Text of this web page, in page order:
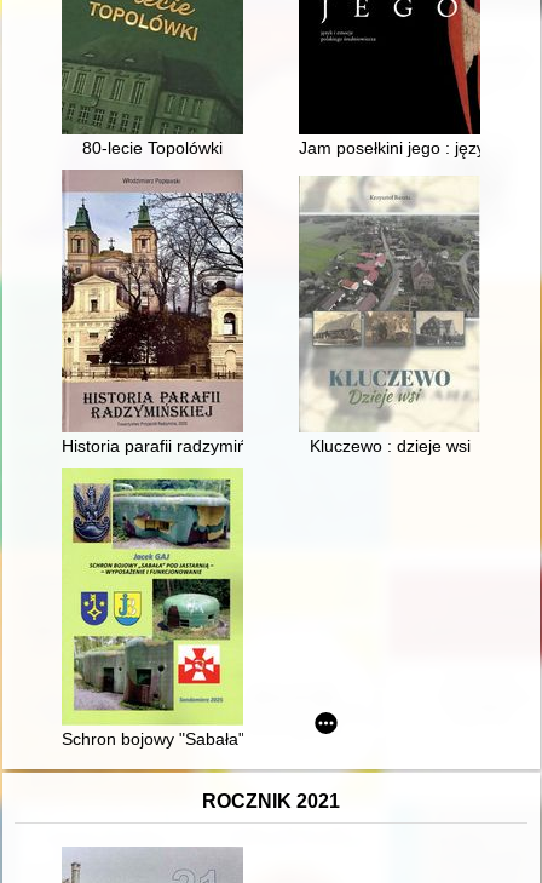
80-lecie Topolówki Jam posełkini jego : język i
Historia parafii radzymińskiej Kluczewo : dzieje wsi
Schron bojowy "Sabała" pod Jastarnią - wyposażenie i
ROCZNIK 2021